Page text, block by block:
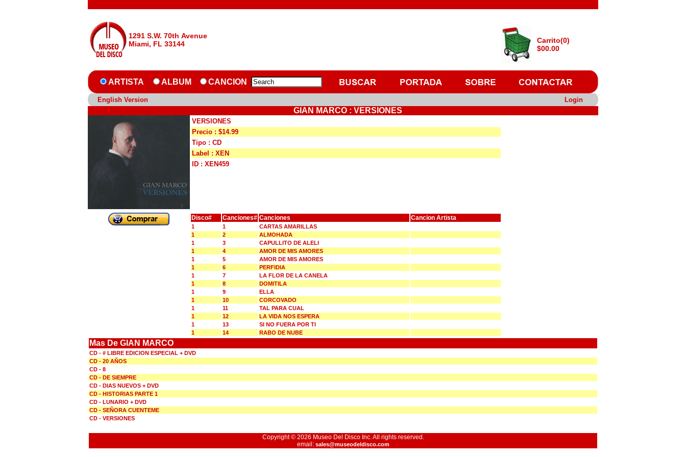
1291 S.W. 70th Avenue
Miami, FL 33144
Carrito(0)
$00.00
ARTISTA ALBUM CANCION
English Version Login
GIAN MARCO : VERSIONES
VERSIONES
Precio : $14.99
Tipo : CD
Label : XEN
ID : XEN459
Disco# Canciones# Canciones Cancion Artista
1 1
CARTAS AMARILLAS
1
2
ALMOHADA
1
3
CAPULLITO DE ALELI
1
4
AMOR DE MIS AMORES
1
5
AMOR DE MIS AMORES
1
6
PERFIDIA
1
7
LA FLOR DE LA CANELA
1
8
DOMITILA
1
9
ELLA
1
10
CORCOVADO
1
11
TAL PARA CUAL
1
12
LA VIDA NOS ESPERA
1
13
SI NO FUERA POR TI
1
14 RABO DE NUBE
Mas De GIAN MARCO
CD - # LIBRE EDICION ESPECIAL + DVD
CD - 20 AÑOS
CD - 8
CD - DE SIEMPRE
CD - DIAS NUEVOS + DVD
CD - HISTORIAS PARTE 1
CD - LUNARIO + DVD
CD - SEÑORA CUENTEME
CD - VERSIONES
Copyright © 2026 Museo Del Disco Inc. All rights reserved.
email: sales@museodeldisco.com